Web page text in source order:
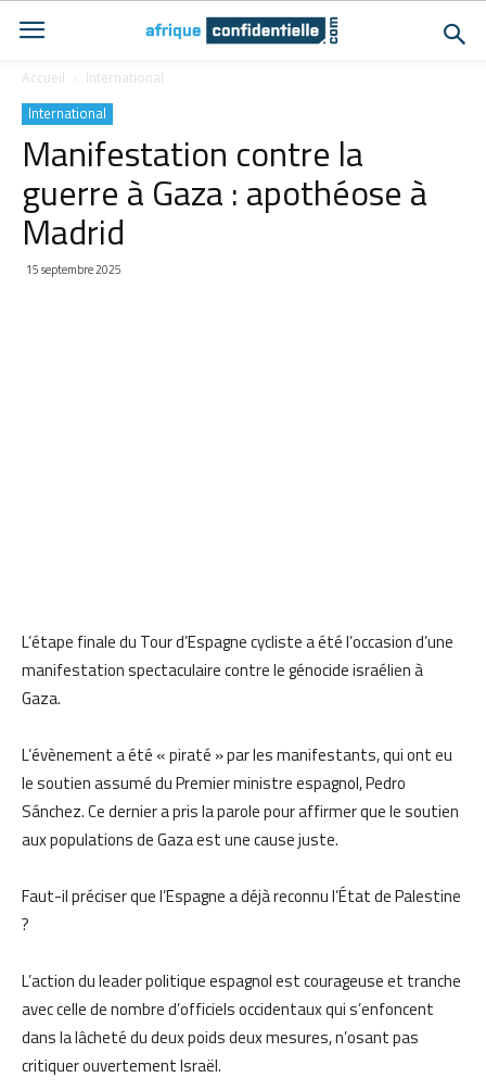
Accueil International
International
Manifestation contre la
guerre à Gaza : apothéose à
Madrid
15 septembre 2025
L’étape finale du Tour d’Espagne cycliste a été l’occasion d’une
manifestation spectaculaire contre le génocide israélien à
Gaza.
L’évènement a été « piraté » par les manifestants, qui ont eu
le soutien assumé du Premier ministre espagnol, Pedro
Sánchez. Ce dernier a pris la parole pour affirmer que le soutien
aux populations de Gaza est une cause juste.
Faut-il préciser que l’Espagne a déjà reconnu l’État de Palestine
?
L’action du leader politique espagnol est courageuse et tranche
avec celle de nombre d’officiels occidentaux qui s’enfoncent
dans la lâcheté du deux poids deux mesures, n’osant pas
critiquer ouvertement Israël.